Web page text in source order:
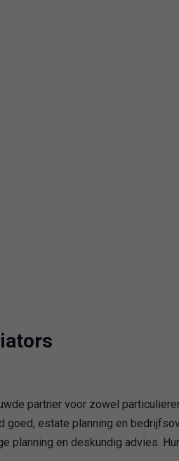
partner voor zowel
estate planning en
planning en deskundig advies.